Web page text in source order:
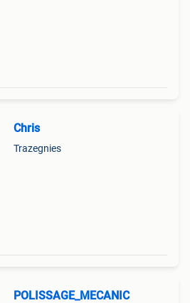
Chris
Trazegnies
POLISSAGE_MECANIC